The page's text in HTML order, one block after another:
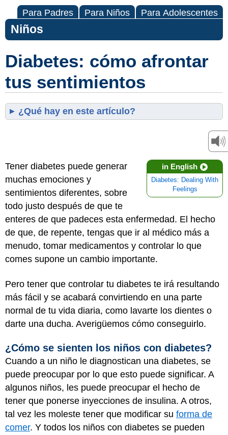
Para Padres Para Niños Para Adolescentes
Niños
Diabetes: cómo afrontar
tus sentimientos
¿Qué hay en este artículo?
in English
Diabetes: Dealing With
Feelings
Tener diabetes puede generar
muchas emociones y
sentimientos diferentes, sobre
todo justo después de que te
enteres de que padeces esta enfermedad. El hecho
de que, de repente, tengas que ir al médico más a
menudo, tomar medicamentos y controlar lo que
comes supone un cambio importante.
Pero tener que controlar tu diabetes te irá resultando
más fácil y se acabará convirtiendo en una parte
normal de tu vida diaria, como lavarte los dientes o
darte una ducha. Averigüemos cómo conseguirlo.
¿Cómo se sienten los niños con diabetes?
Cuando a un niño le diagnostican una diabetes, se
puede preocupar por lo que esto puede significar. A
algunos niños, les puede preocupar el hecho de
tener que ponerse inyecciones de insulina. A otros,
tal vez les moleste tener que modificar su forma de
comer. Y todos los niños con diabetes se pueden